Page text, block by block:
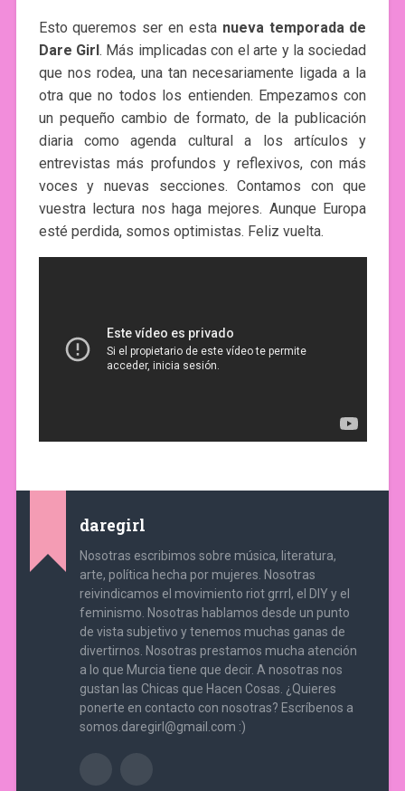
Esto queremos ser en esta nueva temporada de
Dare Girl. Más implicadas con el arte y la sociedad
que nos rodea, una tan necesariamente ligada a la
otra que no todos los entienden. Empezamos con
un pequeño cambio de formato, de la publicación
diaria como agenda cultural a los artículos y
entrevistas más profundos y reflexivos, con más
voces y nuevas secciones. Contamos con que
vuestra lectura nos haga mejores. Aunque Europa
esté perdida, somos optimistas. Feliz vuelta.
daregirl
Nosotras escribimos sobre música, literatura,
arte, política hecha por mujeres. Nosotras
reivindicamos el movimiento riot grrrl, el DIY y el
feminismo. Nosotras hablamos desde un punto
de vista subjetivo y tenemos muchas ganas de
divertirnos. Nosotras prestamos mucha atención
a lo que Murcia tiene que decir. A nosotras nos
gustan las Chicas que Hacen Cosas. ¿Quieres
ponerte en contacto con nosotras? Escríbenos a
somos.daregirl@gmail.com :)